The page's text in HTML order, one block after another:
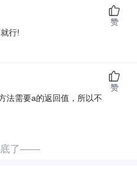
行!
赞
法需要a的返回值，所以不
赞
了——